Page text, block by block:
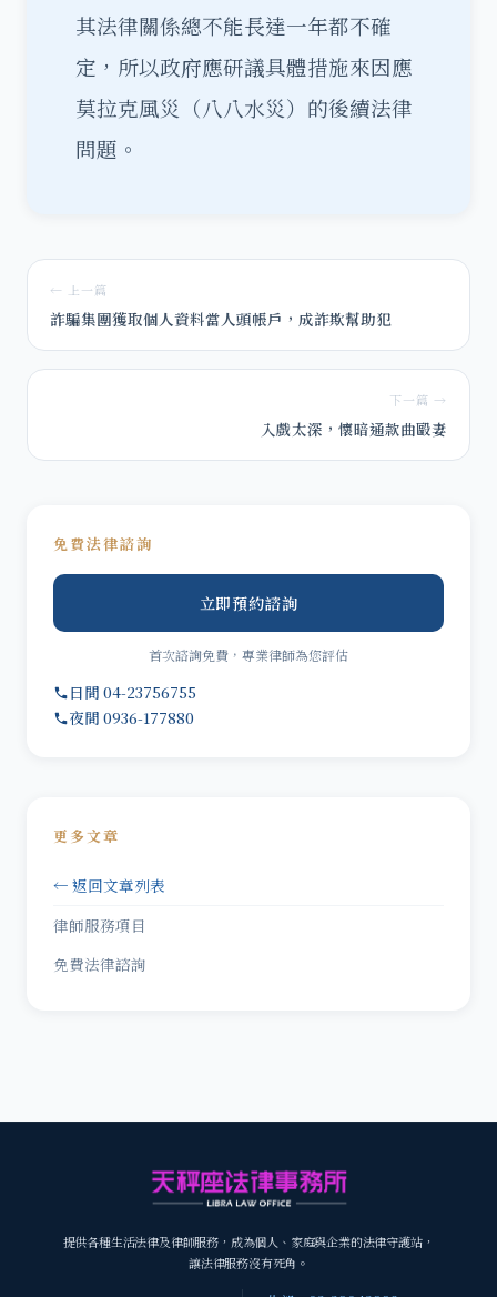
其法律關係總不能長達一年都不確
定，所以政府應研議具體措施來因應
莫拉克風災（八八水災）的後續法律
問題。
← 上一篇
詐騙集團獲取個人資料當人頭帳戶，成詐欺幫助犯
下一篇 →
入戲太深，懷暗通款曲毆妻
免費法律諮詢
立即預約諮詢
首次諮詢免費，專業律師為您評估
日間 04-23756755
夜間 0936-177880
更多文章
← 返回文章列表
律師服務項目
免費法律諮詢
提供各種生活法律及律師服務，成為個人、家庭與企業的法律守護站，
讓法律服務沒有死角。